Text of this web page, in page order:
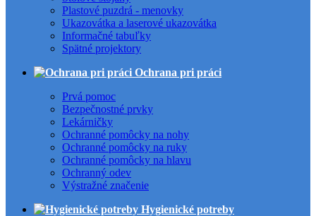
Plastové puzdrá - menovky
Ukazovátka a laserové ukazovátka
Informačné tabuľky
Spätné projektory
Ochrana pri práci
Prvá pomoc
Bezpečnostné prvky
Lekárničky
Ochranné pomôcky na nohy
Ochranné pomôcky na ruky
Ochranné pomôcky na hlavu
Ochranný odev
Výstražné značenie
Hygienické potreby